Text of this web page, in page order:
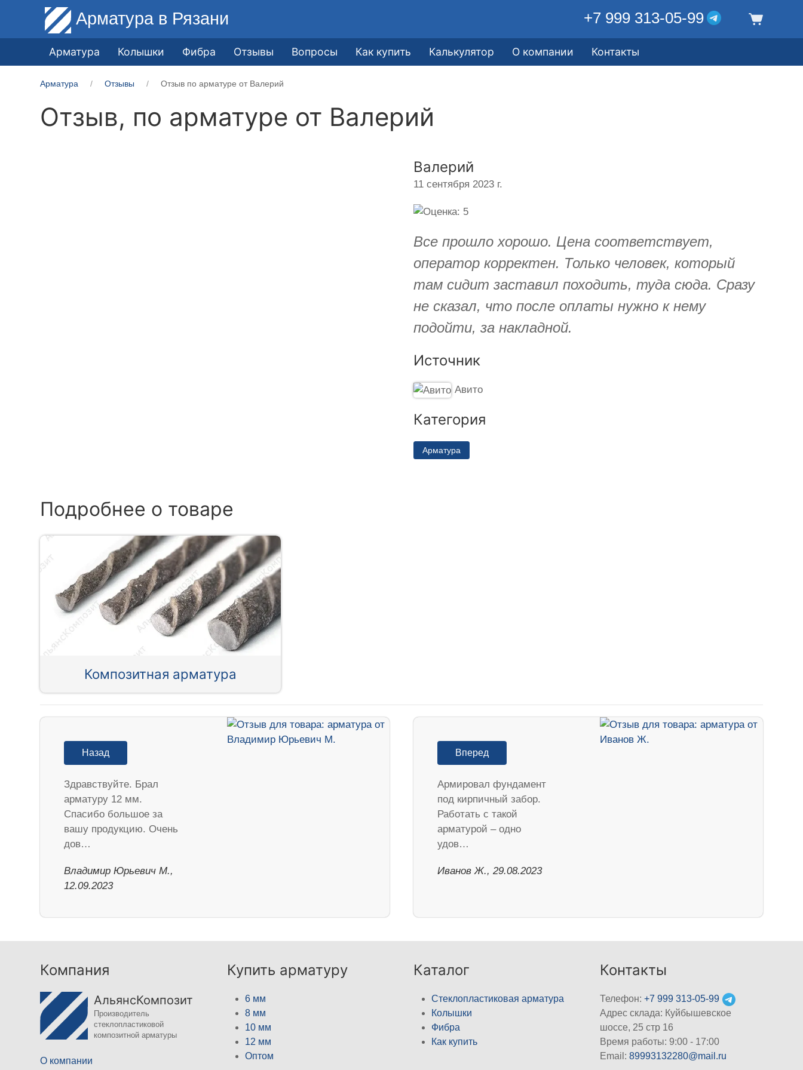
Арматура в Рязани +7 999 313-05-99
Арматура Колышки Фибра Отзывы Вопросы Как купить Калькулятор О компании Контакты
Арматура Отзывы Отзыв по арматуре от Валерий
Отзыв, по арматуре от Валерий
Валерий
11 сентября 2023 г.
Все прошло хорошо. Цена соответствует,
оператор корректен. Только человек, который
там сидит заставил походить, туда сюда. Сразу
не сказал, что после оплаты нужно к нему
подойти, за накладной.
Источник
Авито
Категория
Арматура
Подробнее о товаре
Композитная арматура
Назад
Здравствуйте. Брал
арматуру 12 мм.
Спасибо большое за
вашу продукцию. Очень
дов…
Владимир Юрьевич М.,
12.09.2023
Вперед
Армировал фундамент
под кирпичный забор.
Работать с такой
арматурой – одно
удов…
Иванов Ж., 29.08.2023
Компания
АльянсКомпозит
Производитель
стеклопластиковой
композитной арматуры
О компании
Купить арматуру
6 мм
8 мм
10 мм
12 мм
Оптом
Каталог
Стеклопластиковая арматура
Колышки
Фибра
Как купить
Контакты
Телефон:+7 999 313-05-99
Адрес склада: Куйбышевское
шоссе, 25 стр 16
Время работы: 9:00 - 17:00
Email:89993132280@mail.ru